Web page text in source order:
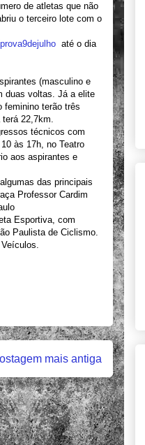
de atletas que não
o terceiro lote com o
prova9dejulho até o dia
(masculino e
duas voltas. Já a elite
feminino terão três
22,7km.
técnicos com
às 17h, no Teatro
aos aspirantes e
das principais
Professor Cardim
Esportiva, com
Paulista de Ciclismo.
mais antiga